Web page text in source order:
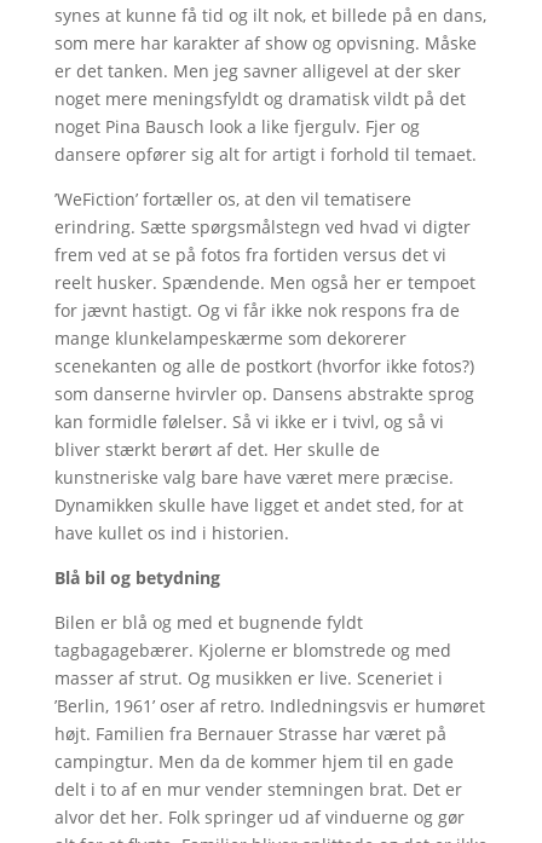
synes at kunne få tid og ilt nok, et billede på en dans,
som mere har karakter af show og opvisning. Måske
er det tanken. Men jeg savner alligevel at der sker
noget mere meningsfyldt og dramatisk vildt på det
noget Pina Bausch look a like fjergulv. Fjer og
dansere opfører sig alt for artigt i forhold til temaet.
’WeFiction’ fortæller os, at den vil tematisere
erindring. Sætte spørgsmålstegn ved hvad vi digter
frem ved at se på fotos fra fortiden versus det vi
reelt husker. Spændende. Men også her er tempoet
for jævnt hastigt. Og vi får ikke nok respons fra de
mange klunkelampeskærme som dekorerer
scenekanten og alle de postkort (hvorfor ikke fotos?)
som danserne hvirvler op. Dansens abstrakte sprog
kan formidle følelser. Så vi ikke er i tvivl, og så vi
bliver stærkt berørt af det. Her skulle de
kunstneriske valg bare have været mere præcise.
Dynamikken skulle have ligget et andet sted, for at
have kullet os ind i historien.
Blå bil og betydning
Bilen er blå og med et bugnende fyldt
tagbagagebærer. Kjolerne er blomstrede og med
masser af strut. Og musikken er live. Sceneriet i
’Berlin, 1961’ oser af retro. Indledningsvis er humøret
højt. Familien fra Bernauer Strasse har været på
campingtur. Men da de kommer hjem til en gade
delt i to af en mur vender stemningen brat. Det er
alvor det her. Folk springer ud af vinduerne og gør